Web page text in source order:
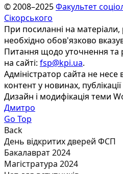
© 2008–2025Факультет
Сікорського
При посиланні на матеріали,
необхідно обов'язково
Питання щодо уточнення та
на сайті: fsp@kpi.ua.
Адміністратор сайта не несе
контент у новинах,
Дизайн і модифікація теми
Дмитро
Go Top
Back
День відкритих дверей ФСП
Бакалаврат 2024
Магістратура 2024